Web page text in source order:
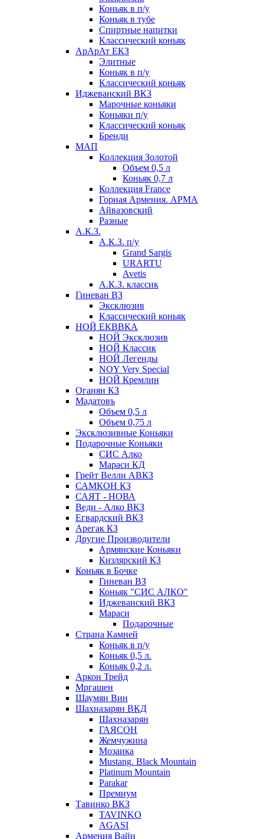
Коньяк в п/у
Коньяк в тубе
Спиртные напитки
Классический коньяк
АрАрАт ЕКЗ
Элитные
Коньяк в п/у
Классический коньяк
Иджеванский ВКЗ
Марочные коньяки
Коньяки п/у
Классический коньяк
Бренди
МАП
Коллекция Золотой
Объем 0,5 л
Коньяк 0,7 л
Коллекция France
Горная Армения. АРМА
Айвазовский
Разные
А.К.З.
А.К.З. п/у
Grand Sargis
URARTU
Avetis
А.К.З. классик
Гиневан ВЗ
Эксклюзив
Классический коньяк
НОЙ ЕКВВКА
НОЙ Эксклюзив
НОЙ Классик
НОЙ Легенды
NOY Very Speсial
НОЙ Кремлин
Оганян КЗ
Мадатовъ
Объем 0,5 л
Объем 0,75 л
Эксклюзивные Коньяки
Подарочные Коньяки
СИС Алко
Мараси КД
Грейт Велли АВКЗ
САМКОН КЗ
САЯТ - НОВА
Веди - Алко ВКЗ
Егвардский ВКЗ
Арегак КЗ
Другие Производители
Армянские Коньяки
Кизлярский КЗ
Коньяк в Бочке
Гиневан ВЗ
Коньяк "СИС АЛКО"
Иджеванский ВКЗ
Мараси
Подарочные
Страна Камней
Коньяк в п/у
Коньяк 0,5 л.
Коньяк 0,2 л.
Аркон Трейд
Мргашен
Шаумян Вин
Шахназарян ВКД
Шахназарян
ГАЯСОН
Жемчужина
Мозаика
Mustang. Black Mountain
Platinum Mountain
Parakar
Премиум
Тавинко ВКЗ
TAVINKO
AGASI
Армения Вайн